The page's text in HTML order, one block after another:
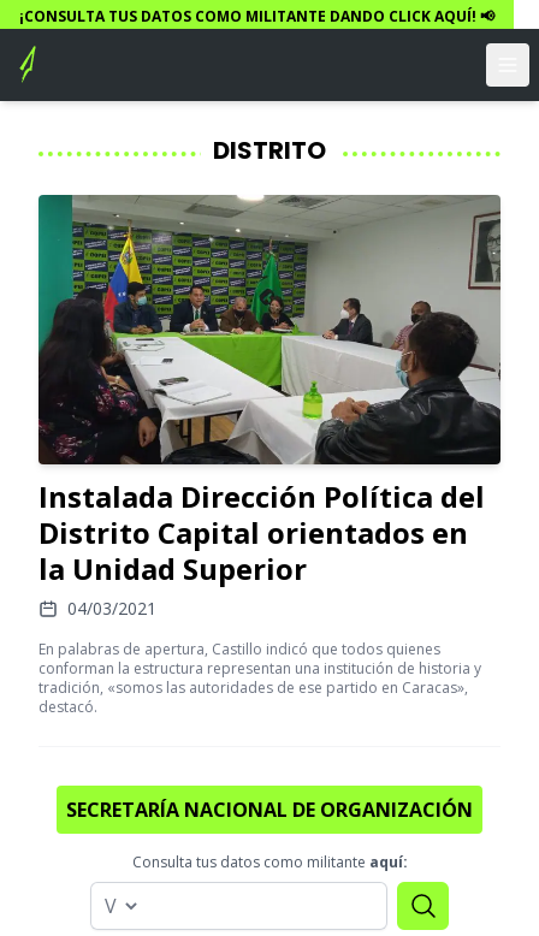
¡CONSULTA TUS DATOS COMO MILITANTE DANDO CLICK AQUÍ! 📢
DISTRITO
Instalada Dirección Política del
Distrito Capital orientados en
la Unidad Superior
04/03/2021
En palabras de apertura, Castillo indicó que todos quienes
conforman la estructura representan una institución de historia y
tradición, «somos las autoridades de ese partido en Caracas»,
destacó.
SECRETARÍA NACIONAL DE ORGANIZACIÓN
Consulta tus datos como militante aquí: